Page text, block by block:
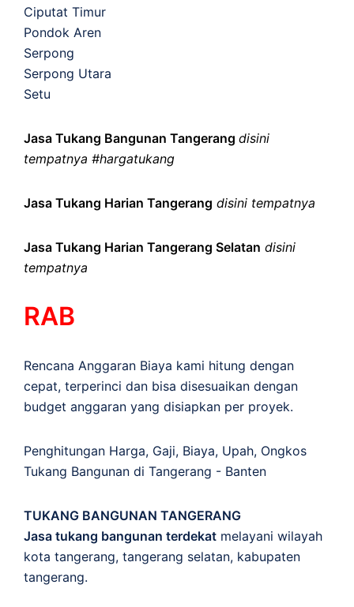
Ciputat Timur
Pondok Aren
Serpong
Serpong Utara
Setu
Jasa Tukang Bangunan Tangerang disini
tempatnya #hargatukang
Jasa Tukang Harian Tangerang disini tempatnya
Jasa Tukang Harian Tangerang Selatan disini
tempatnya
RAB
Rencana Anggaran Biaya kami hitung dengan
cepat, terperinci dan bisa disesuaikan dengan
budget anggaran yang disiapkan per proyek.
Penghitungan Harga, Gaji, Biaya, Upah, Ongkos
Tukang Bangunan di Tangerang - Banten
TUKANG BANGUNAN TANGERANG
Jasa tukang bangunan terdekat melayani wilayah
kota tangerang, tangerang selatan, kabupaten
tangerang.